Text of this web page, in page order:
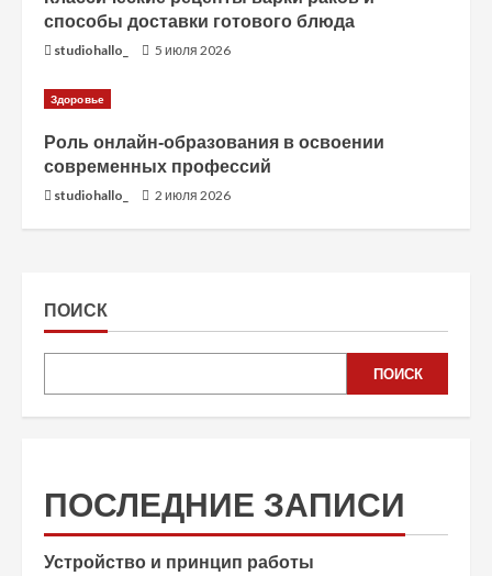
способы доставки готового блюда
studiohallo_ 5 июля 2026
Здоровье
Роль онлайн-образования в освоении
современных профессий
studiohallo_ 2 июля 2026
ПОИСК
ПОИСК
ПОСЛЕДНИЕ ЗАПИСИ
Устройство и принцип работы